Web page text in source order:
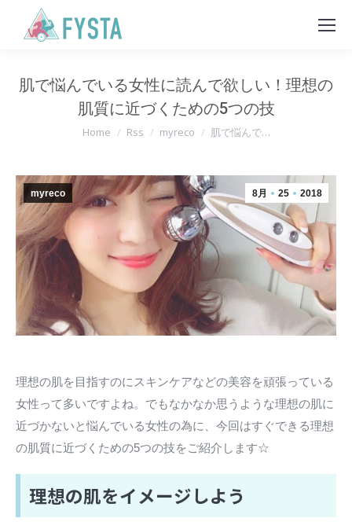
肌で悩んでいる女性に読んで欲しい！理想の
肌質に近づくための5つの技
You are here:
Home Rss myreco 肌で悩んで…
8月 25 2018
myreco
理想の肌を目指すのにスキンケアなどの美容を頑張っている
女性って多いですよね。でもなかなか思うような理想の肌に
近づかないと悩んでいる女性の為に、今回はすぐできる理想
の肌質に近づくための5つの技をご紹介します☆
理想の肌をイメージしよう